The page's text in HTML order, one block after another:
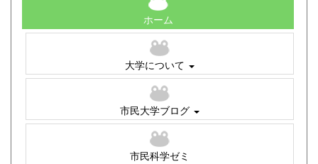
ホーム
大学について
市民大学ブログ
市民科学ゼミ